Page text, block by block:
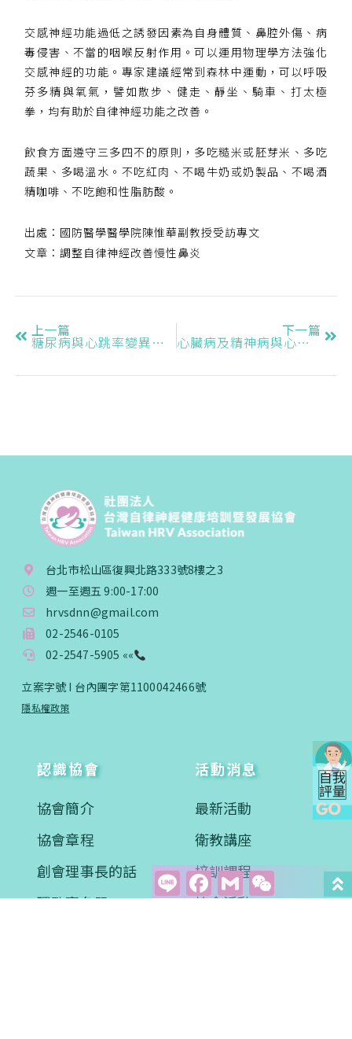
交感神經功能過低之誘發因素為自身體質、鼻腔外傷、病
毒侵害、不當的咽喉反射作用。可以運用物理學方法強化
交感神經的功能。專家建議經常到森林中運動，可以呼吸
芬多精與氧氣，譬如散步、健走、靜坐、騎車、打太極
拳，均有助於自律神經功能之改善。
飲食方面遵守三多四不的原則，多吃糙米或胚芽米、多吃
蔬果、多喝溫水。不吃紅肉、不喝牛奶或奶製品、不喝酒
精咖啡、不吃飽和性脂肪酸。
出處：國防醫學醫學院陳惟華副教授受訪專文
文章：調整自律神經改善慢性鼻炎
上一篇
糖尿病與心跳率變異度之關聯性
下一篇
心臟病及精神病與心跳率變異度之關聯性
台北市松山區復興北路333號8樓之3
週一至週五 9:00-17:00
hrvsdnn@gmail.com
02-2546-0105
02-2547-5905 ««
立案字號 I 台內團字第1100042466號
隱私權政策
認識協會
協會簡介
協會章程
創會理事長的話
理監事名單
活動消息
最新活動
衛教講座
培訓課程
協會活動
LineFacebook
Gmail